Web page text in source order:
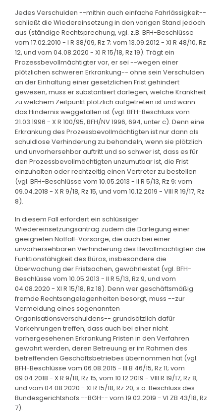
Jedes Verschulden --mithin auch einfache Fahrlässigkeit--
schließt die Wiedereinsetzung in den vorigen Stand jedoch
aus (ständige Rechtsprechung, vgl. z.B. BFH-Beschlüsse
vom 17.02.2010 - I R 38/09, Rz 7; vom 13.09.2012 - XI R 48/10, Rz
12, und vom 04.08.2020 - XI R 15/18, Rz 19). Trägt ein
Prozessbevollmächtigter vor, er sei --wegen einer
plötzlichen schweren Erkrankung-- ohne sein Verschulden
an der Einhaltung einer gesetzlichen Frist gehindert
gewesen, muss er substantiiert darlegen, welche Krankheit
zu welchem Zeitpunkt plötzlich aufgetreten ist und wann
das Hindernis weggefallen ist (vgl. BFH-Beschluss vom
21.03.1996 - X R 100/95, BFH/NV 1996, 694, unter c). Denn eine
Erkrankung des Prozessbevollmächtigten ist nur dann als
schuldlose Verhinderung zu behandeln, wenn sie plötzlich
und unvorhersehbar auftritt und so schwer ist, dass es für
den Prozessbevollmächtigten unzumutbar ist, die Frist
einzuhalten oder rechtzeitig einen Vertreter zu bestellen
(vgl. BFH-Beschlüsse vom 10.05.2013 - II R 5/13, Rz 9; vom
09.04.2018 - X R 9/18, Rz 15, und vom 10.12.2019 - VIII R 19/17, Rz
8).
In diesem Fall erfordert ein schlüssiger
Wiedereinsetzungsantrag zudem die Darlegung einer
geeigneten Notfall-Vorsorge, die auch bei einer
unvorhersehbaren Verhinderung des Bevollmächtigten die
Funktionsfähigkeit des Büros, insbesondere die
Überwachung der Fristsachen, gewährleistet (vgl. BFH-
Beschlüsse vom 10.05.2013 - II R 5/13, Rz 9, und vom
04.08.2020 - XI R 15/18, Rz 18). Denn wer geschäftsmäßig
fremde Rechtsangelegenheiten besorgt, muss --zur
Vermeidung eines sogenannten
Organisationsverschuldens-- grundsätzlich dafür
Vorkehrungen treffen, dass auch bei einer nicht
vorhergesehenen Erkrankung Fristen in den Verfahren
gewahrt werden, deren Betreuung er im Rahmen des
betreffenden Geschäftsbetriebes übernommen hat (vgl.
BFH-Beschlüsse vom 06.08.2015 - III B 46/15, Rz 11; vom
09.04.2018 - X R 9/18, Rz 15; vom 10.12.2019 - VIII R 19/17, Rz 8,
und vom 04.08.2020 - XI R 15/18, Rz 20; s.a. Beschluss des
Bundesgerichtshofs --BGH-- vom 19.02.2019 - VI ZB 43/18, Rz
7).